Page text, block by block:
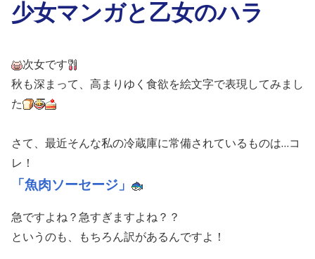
少女マンガと乙女のハラ
次女です
秋も深まって、高まりゆく食欲を絵文字で表現してみまし
た
さて、最近そんな私の冷蔵庫に常備されているものは…コ
レ！
「魚肉ソーセージ」
急ですよね？急すぎますよね？？
というのも、もちろん訳があるんですよ！